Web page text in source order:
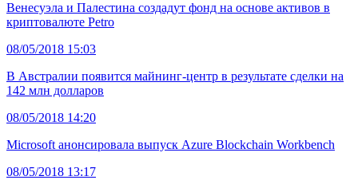
Венесуэла и Палестина создадут фонд на основе активов в
криптовалюте Petro
08/05/2018 15:03
В Австралии появится майнинг-центр в результате сделки на
142 млн долларов
08/05/2018 14:20
Microsoft анонсировала выпуск Azure Blockchain Workbench
08/05/2018 13:17